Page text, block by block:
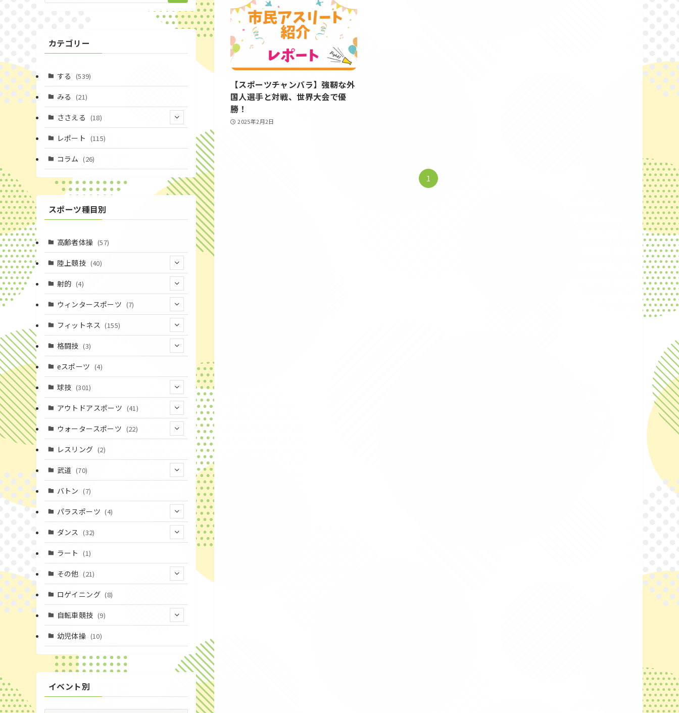
【スポーツチャンバラ】強靭な外
国人選手と対戦、世界大会で優
勝！
2025年2月2日
1
カテゴリー
する (539)
みる (21)
ささえる (18)
(4)
(1)
レポート (115)
コラム (26)
スポーツ種目別
高齢者体操 (57)
陸上競技 (40)
(2)
(1)
射的 (4)
(4)
ウィンタースポーツ (7)
(7)
フィットネス (155)
(16)
(37)
(18)
(43)
(52)
格闘技 (3)
(3)
eスポーツ (4)
球技 (301)
(20)
(19)
(16)
(12)
(19)
(11)
(3)
(14)
(4)
(20)
(6)
(72)
アウトドアスポーツ (41)
(4)
(8)
ウォータースポーツ (22)
(7)
(15)
(1)
レスリング (2)
武道 (70)
(1)
(23)
(9)
(16)
(7)
バトン (7)
パラスポーツ (4)
ダンス (32)
(3)
(2)
ラート (1)
その他 (21)
(4)
(1)
ロゲイニング (8)
自転車競技 (9)
幼児体操 (10)
イベント別